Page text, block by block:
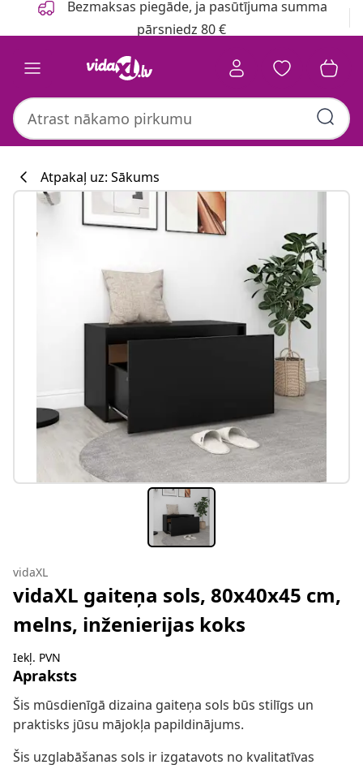
Bezmaksas piegāde, ja pasūtījuma summa
pārsniedz 80 €
Atpakaļ uz: Sākums
vidaXL
vidaXL gaiteņa sols, 80x40x45 cm,
melns, inženierijas koks
Iekļ. PVN
Apraksts
Šis mūsdienīgā dizaina gaiteņa sols būs stilīgs un
praktisks jūsu mājokļa papildinājums.
Šis uzglabāšanas sols ir izgatavots no kvalitatīvas